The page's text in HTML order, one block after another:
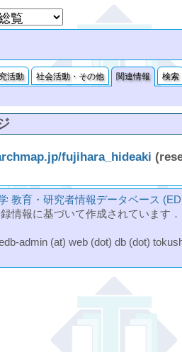
活動 社会活動・その他 関連情報 検索
fujihara_hideaki
教育・研究者情報データベース
情報に基づいて作成されています
admin (at) web (dot) db (dot)